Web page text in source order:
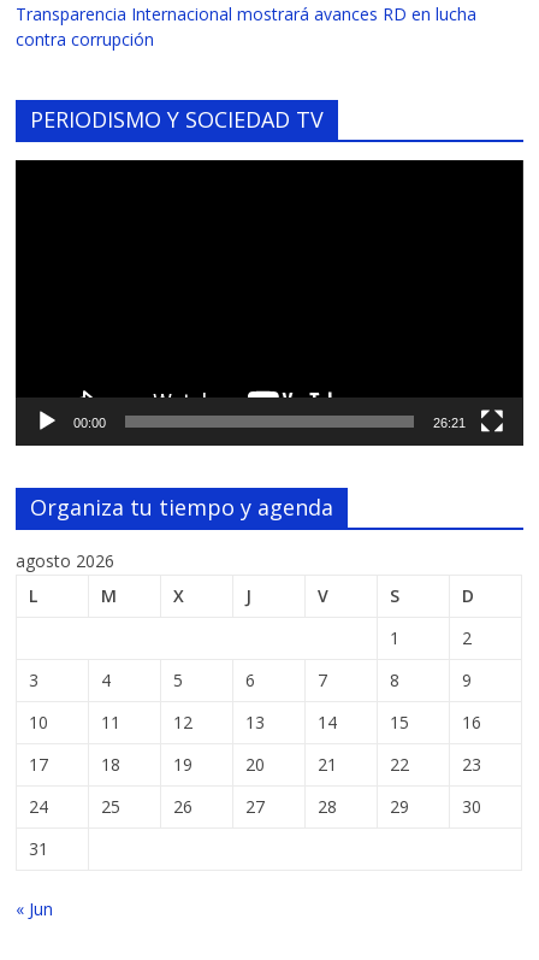
Transparencia Internacional mostrará avances RD en lucha
contra corrupción
PERIODISMO Y SOCIEDAD TV
00:00 26:21
Organiza tu tiempo y agenda
agosto 2026
L
M X J V S
D
1
2
3
4 5 6 7 8
9
10
11 12 13 14 15
16
17
18 19 20 21 22
23
24
25 26 27 28 29
30
31
« Jun